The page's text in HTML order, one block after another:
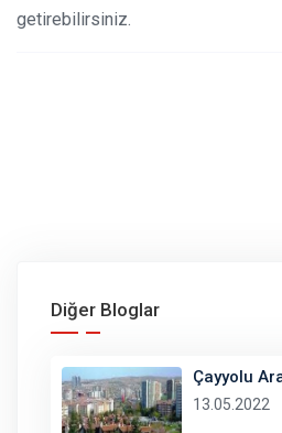
getirebilirsiniz.
Diğer Bloglar
Çayyolu
13.05.2022